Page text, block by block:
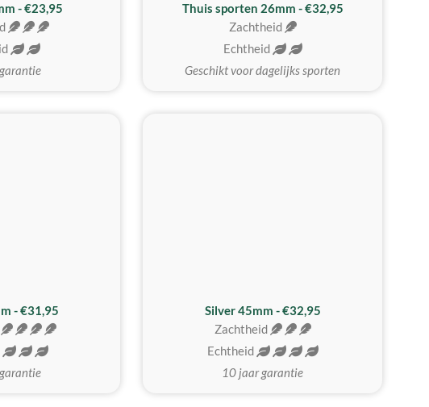
- €23,95
Thuis sporten 26mm - €32,95
Zachtheid
Echtheid
Geschikt voor dagelijks sporten
- €31,95
MEEST GEKOZEN
Silver 45mm - €32,95
Zachtheid
Echtheid
10 jaar garantie